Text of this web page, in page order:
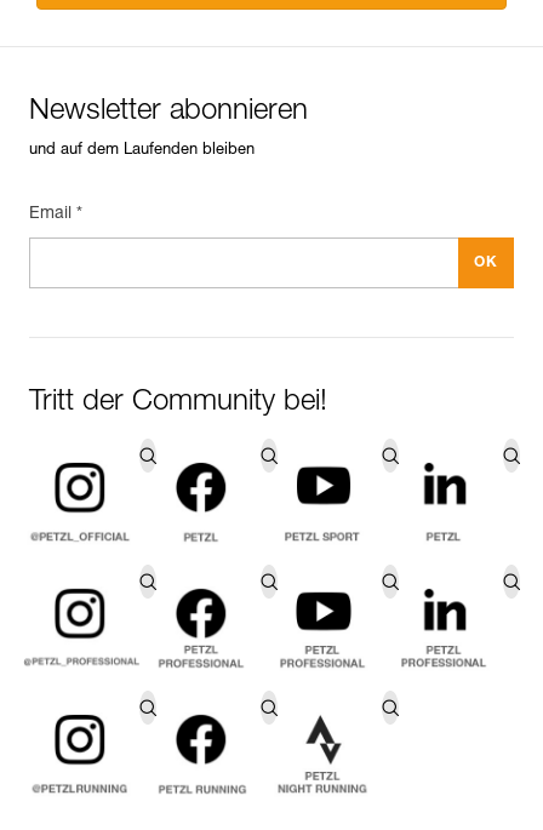
Newsletter abonnieren
und auf dem Laufenden bleiben
Email *
Tritt der Community bei!